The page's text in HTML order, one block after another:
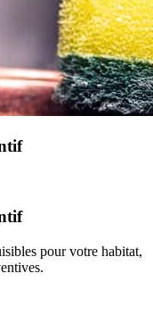
pour votre habitat,